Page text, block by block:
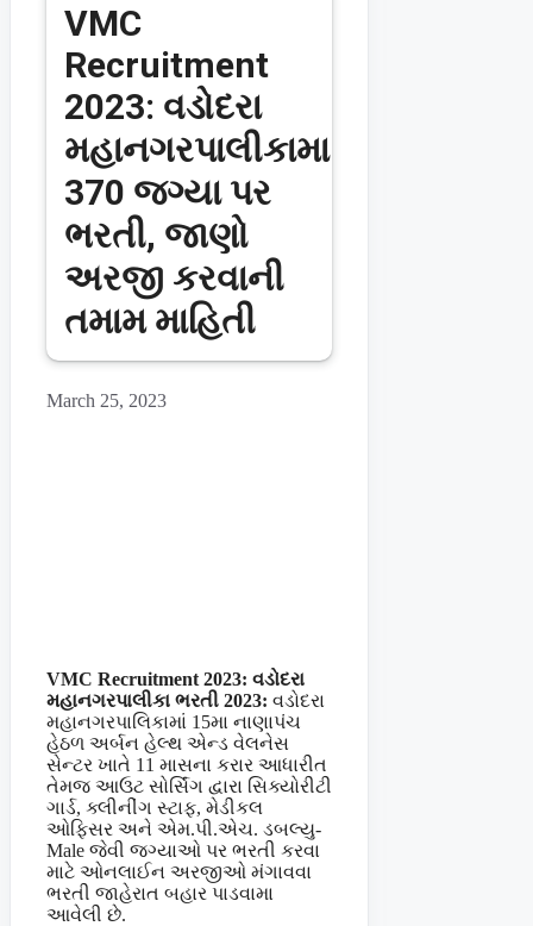
VMC
Recruitment
2023: વડોદરા
મહાનગરપાલીકામા
370 જગ્યા પર
ભરતી, જાણો
અરજી કરવાની
તમામ માહિતી
March 25, 2023
VMC Recruitment 2023: વડોદરા
મહાનગરપાલીકા ભરતી 2023: વડોદરા
મહાનગરપાલિકામાં 15મા નાણાપંચ
હેઠળ અર્બન હેલ્થ એન્ડ વેલનેસ
સેન્ટર ખાતે 11 માસના કરાર આધારીત
તેમજ આઉટ સોર્સિંગ દ્વારા સિક્યોરીટી
ગાર્ડ, ક્લીનીંગ સ્ટાફ, મેડીકલ
ઓફિસર અને એમ.પી.એચ. ડબલ્યુ-
Male જેવી જગ્યાઓ પર ભરતી કરવા
માટે ઓનલાઈન અરજીઓ મંગાવવા
ભરતી જાહેરાત બહાર પાડવામા
આવેલી છે.